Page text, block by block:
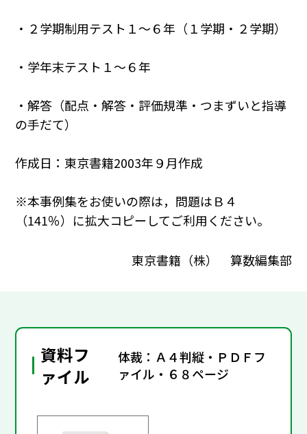
・２学期制用テスト１～６年（１学期・２学期）
・学年末テスト１～６年
・解答（配点・解答・評価規準・つまずいと指導
の手だて）
作成日：東京書籍2003年９月作成
※本事例集をお使いの際は，問題はＢ４
（141％）に拡大コピーしてご利用ください。
東京書籍（株） 算数編集部
資料フ
ァイル
体裁：Ａ４判縦・ＰＤＦフ
ァイル・６８ページ